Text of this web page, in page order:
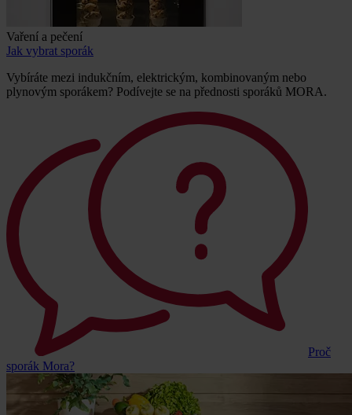
Vaření a pečení
Jak vybrat sporák
Vybíráte mezi indukčním, elektrickým, kombinovaným nebo
plynovým sporákem? Podívejte se na přednosti sporáků MORA.
Proč
sporák Mora?